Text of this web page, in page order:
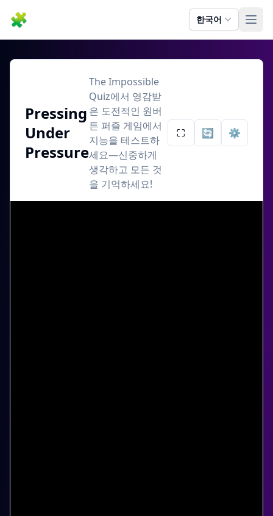
🧩 한국어
Pressing Under Pressure
Pressing
Under
Pressure
The Impossible
Quiz에서 영감받
은 도전적인 원버
튼 퍼즐 게임에서
지능을 테스트하
세요—신중하게
생각하고 모든 것
을 기억하세요!
⛶ 🔄 ⚙️